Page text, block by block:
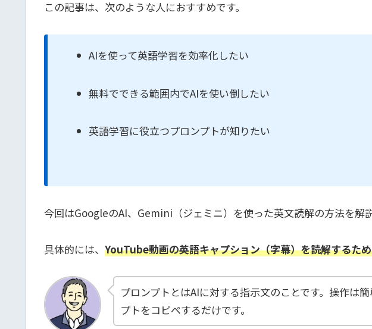
この記事は、次のような人におすすめです。
AIを使って英語学習を効率化したい
無料でできる範囲内でAIを使い倒したい
英語学習に役立つプロンプトが知りたい
今回はGoogleのAI、Gemini（ジェミニ）を使った英文読解の方法を解説
具体的には、 YouTube動画の英語キャプション（字幕）を読解するた
プロンプトとはAIに対する指示文のことです。操作は
プトをコピペするだけです。